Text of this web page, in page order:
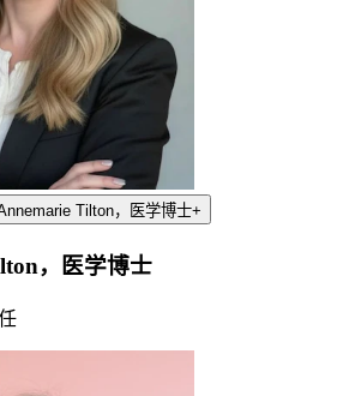
Tilton，医学博士+
，医学博士